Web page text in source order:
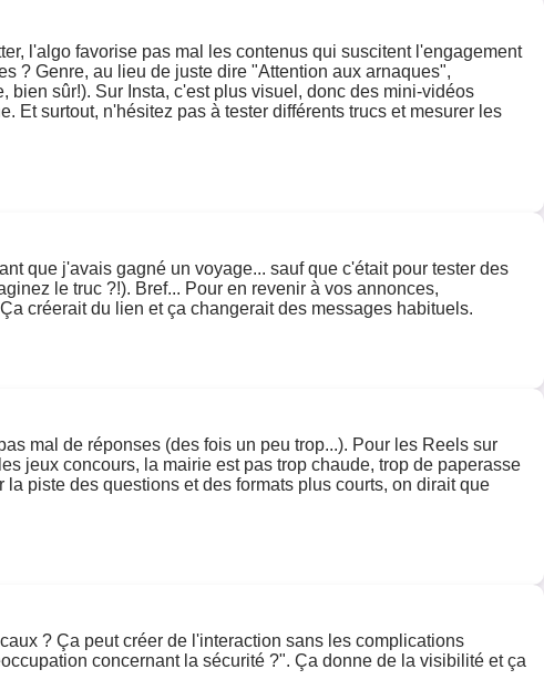
l'algo favorise pas mal les contenus qui suscitent l'engagement
? Genre, au lieu de juste dire "Attention aux arnaques",
sûr!). Sur Insta, c'est plus visuel, donc des mini-vidéos
Et surtout, n'hésitez pas à tester différents trucs et mesurer les
que j'avais gagné un voyage... sauf que c'était pour tester des
le truc ?!). Bref... Pour en revenir à vos annonces,
créerait du lien et ça changerait des messages habituels.
mal de réponses (des fois un peu trop...). Pour les Reels sur
jeux concours, la mairie est pas trop chaude, trop de paperasse
piste des questions et des formats plus courts, on dirait que
? Ça peut créer de l'interaction sans les complications
concernant la sécurité ?". Ça donne de la visibilité et ça